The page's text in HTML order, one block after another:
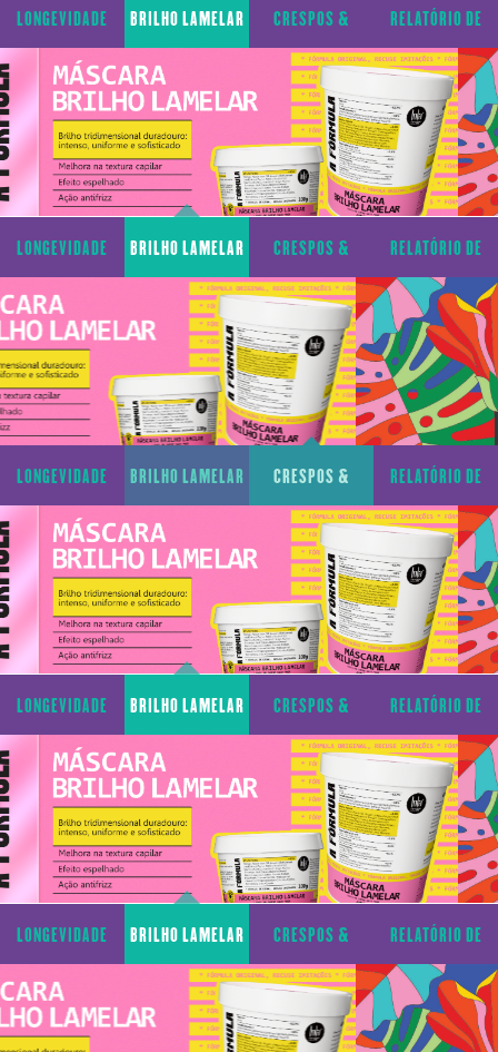
LONGEVIDADE
CAPILAR
BRILHO LAMELAR CRESPOS &
CACHOS
RELATÓRIO DE
TRANSPARÊNCIA
LONGEVIDADE
CAPILAR
BRILHO LAMELAR CRESPOS &
CACHOS
RELATÓRIO DE
TRANSPARÊNCIA
LONGEVIDADE
CAPILAR
BRILHO LAMELAR CRESPOS &
CACHOS
RELATÓRIO DE
TRANSPARÊNCIA
LONGEVIDADE
CAPILAR
BRILHO LAMELAR CRESPOS &
CACHOS
RELATÓRIO DE
TRANSPARÊNCIA
LONGEVIDADE
CAPILAR
BRILHO LAMELAR CRESPOS &
CACHOS
RELATÓRIO DE
TRANSPARÊNCIA